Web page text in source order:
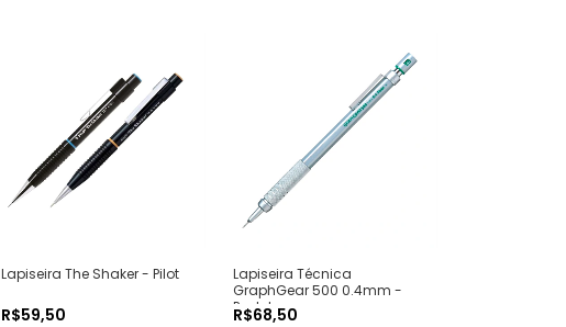
Lapiseira The Shaker - Pilot
R$59,50
Lapiseira Técnica
GraphGear 500 0.4mm -
Pentel
R$68,50